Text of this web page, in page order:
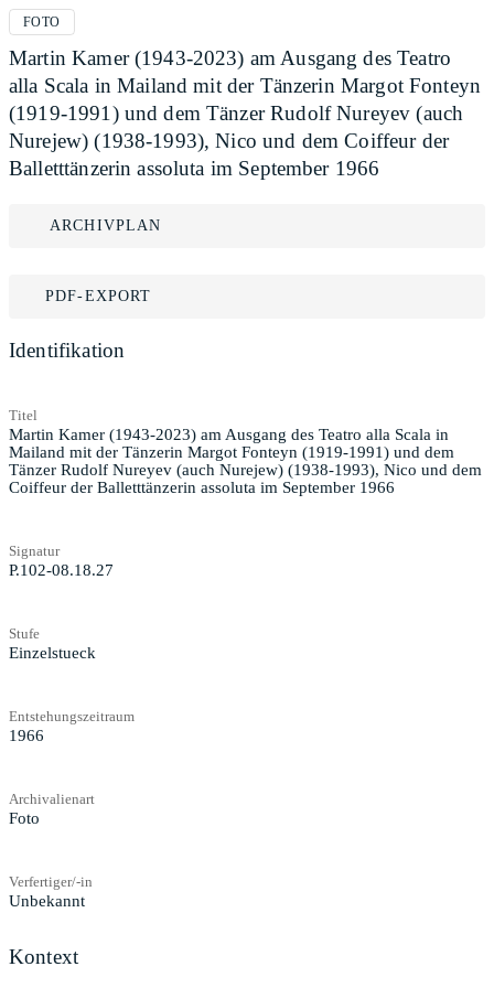
FOTO
Martin Kamer (1943-2023) am Ausgang des Teatro
alla Scala in Mailand mit der Tänzerin Margot Fonteyn
(1919-1991) und dem Tänzer Rudolf Nureyev (auch
Nurejew) (1938-1993), Nico und dem Coiffeur der
Balletttänzerin assoluta im September 1966
ARCHIVPLAN
PDF-EXPORT
Identifikation
Titel
Martin Kamer (1943-2023) am Ausgang des Teatro alla Scala in
Mailand mit der Tänzerin Margot Fonteyn (1919-1991) und dem
Tänzer Rudolf Nureyev (auch Nurejew) (1938-1993), Nico und dem
Coiffeur der Balletttänzerin assoluta im September 1966
Signatur
P.102-08.18.27
Stufe
Einzelstueck
Entstehungszeitraum
1966
Archivalienart
Foto
Verfertiger/-in
Unbekannt
Kontext